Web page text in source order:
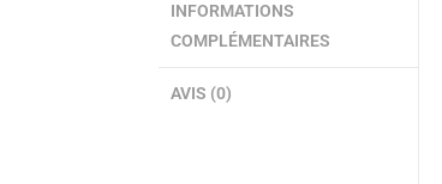
INFORMATIONS
COMPLÉMENTAIRES
AVIS (0)